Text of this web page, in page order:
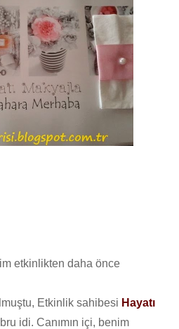
etkinlikten daha önce
Etkinlik sahibesi Hayatı
idi. Canımın içi, benim